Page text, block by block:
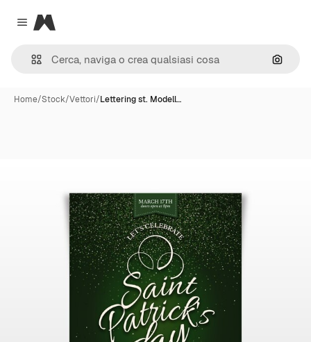
Close menu
Magnific
Cerca
Home/Stock/Vettori/Lettering st. Modell…